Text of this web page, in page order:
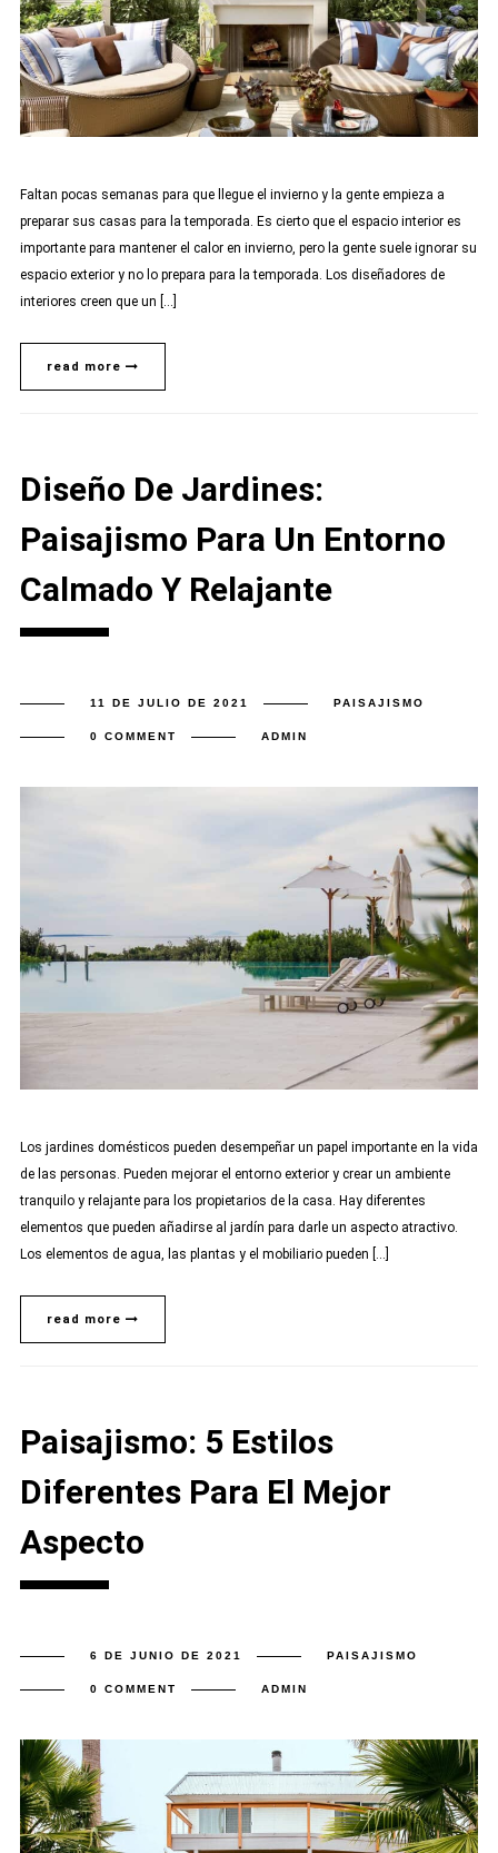
Faltan pocas semanas para que llegue el invierno y la gente empieza a
preparar sus casas para la temporada. Es cierto que el espacio interior es
importante para mantener el calor en invierno, pero la gente suele ignorar su
espacio exterior y no lo prepara para la temporada. Los diseñadores de
interiores creen que un […]
read more
Diseño De Jardines:
Paisajismo Para Un Entorno
Calmado Y Relajante
11 DE JULIO DE 2021 PAISAJISMO
0 COMMENT ADMIN
Los jardines domésticos pueden desempeñar un papel importante en la vida
de las personas. Pueden mejorar el entorno exterior y crear un ambiente
tranquilo y relajante para los propietarios de la casa. Hay diferentes
elementos que pueden añadirse al jardín para darle un aspecto atractivo.
Los elementos de agua, las plantas y el mobiliario pueden […]
read more
Paisajismo: 5 Estilos
Diferentes Para El Mejor
Aspecto
6 DE JUNIO DE 2021 PAISAJISMO
0 COMMENT ADMIN